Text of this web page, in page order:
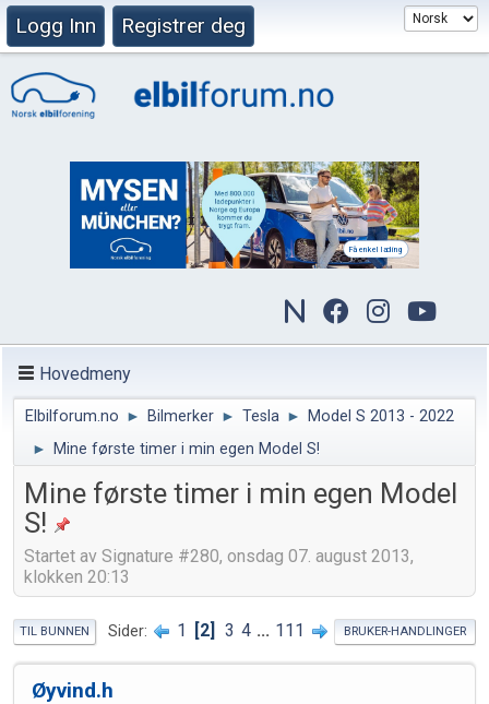
Logg Inn Registrer deg
Hovedmeny
Elbilforum.no ► Bilmerker ► Tesla ►
Model S 2013 - 2022
►
Mine første timer i min egen Model S!
Mine første timer i min egen Model
S!
Startet av Signature #280, onsdag 07. august 2013,
klokken 20:13
TIL BUNNEN Sider 1 2 3 4 ... 111 BRUKER-HANDLINGER
Øyvind.h